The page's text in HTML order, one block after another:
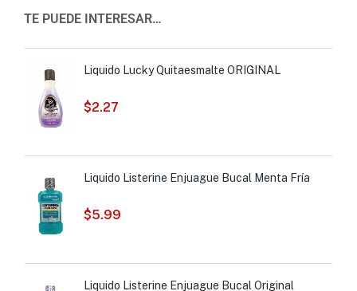
TE PUEDE INTERESAR…
Liquido Lucky Quitaesmalte ORIGINAL
$2.27
Liquido Listerine Enjuague Bucal Menta Fría
$5.99
Liquido Listerine Enjuague Bucal Original